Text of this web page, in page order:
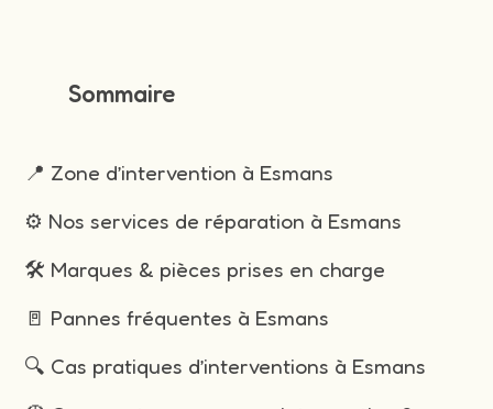
Sommaire
📍 Zone d’intervention à Esmans
⚙️ Nos services de réparation à Esmans
🛠️ Marques & pièces prises en charge
🚪 Pannes fréquentes à Esmans
🔍 Cas pratiques d’interventions à Esmans